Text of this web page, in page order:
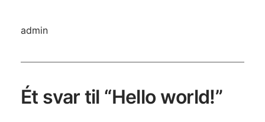
admin
Ét svar til “Hello world!”